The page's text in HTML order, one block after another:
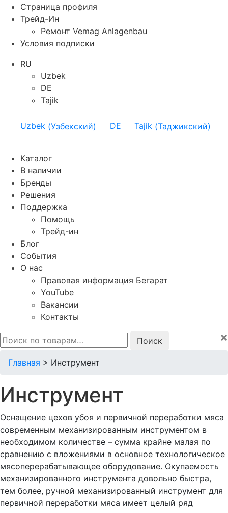
Страница профиля
Трейд-Ин
Ремонт Vemag Anlagenbau
Условия подписки
RU
Uzbek
DE
Tajik
Uzbek (Узбекский) DE Tajik (Таджикский)
Каталог
В наличии
Бренды
Решения
Поддержка
Помощь
Трейд-ин
Блог
События
О нас
Правовая информация Бегарат
YouTube
Вакансии
Контакты
Искать:
×
Главная > Инструмент
Инструмент
Оснащение цехов убоя и первичной переработки мяса
современным механизированным инструментом в
необходимом количестве – сумма крайне малая по
сравнению с вложениями в основное технологическое
мясоперерабатывающее оборудование. Окупаемость
механизированного инструмента довольно быстра,
тем более, ручной механизированный инструмент для
первичной переработки мяса имеет целый ряд